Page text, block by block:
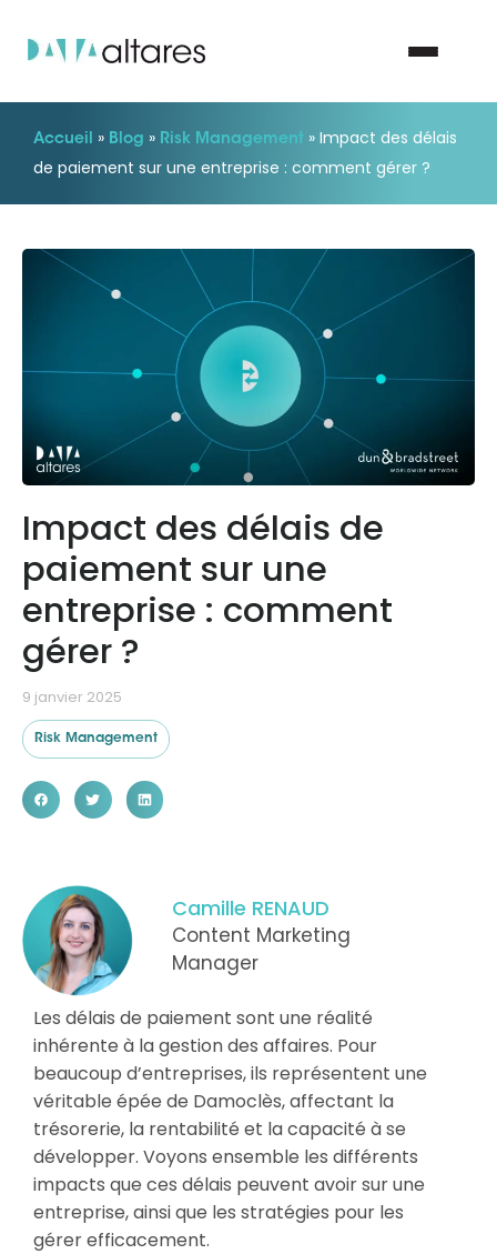
Nous contacter
Vos enjeux
Nos data
Notre groupe
Ressources
Accueil » Blog » Risk Management » Impact des délais
de paiement sur une entreprise : comment gérer ?
Impact des délais de
paiement sur une
entreprise : comment
gérer ?
9 janvier 2025
Risk Management
Camille RENAUD
Content Marketing
Manager
Les délais de paiement sont une réalité
inhérente à la gestion des affaires. Pour
beaucoup d’entreprises, ils représentent une
véritable épée de Damoclès, affectant la
trésorerie, la rentabilité et la capacité à se
développer. Voyons ensemble les différents
impacts que ces délais peuvent avoir sur une
entreprise, ainsi que les stratégies pour les
gérer efficacement.